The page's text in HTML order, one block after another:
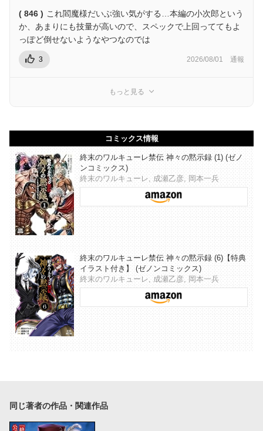
( 846 ) これ閻魔様だいぶ強い気がする…本編の小次郎という
か、あまりにも技量が高いので、スペックで上回っててもよ
っぽど倒せないようなやつなのでは
3 2026/08/01 通報
もっと見る
コミックス情報
終末のワルキューレ禁伝 神々の黙示録 (1) (ゼノ
ンコミックス)
終末のワルキューレ, 成瀬乙彦, 岡本一兵
終末のワルキューレ禁伝 神々の黙示録 (6)【特典
イラスト付き】 (ゼノンコミックス)
終末のワルキューレ, 成瀬乙彦, 岡本一兵
同じ著者の作品・関連作品